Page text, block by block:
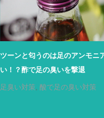
ツーンと匂うのは足のアンモニ
い！？酢で足の臭いを撃退
足臭い対策, 酸で足の臭い対策